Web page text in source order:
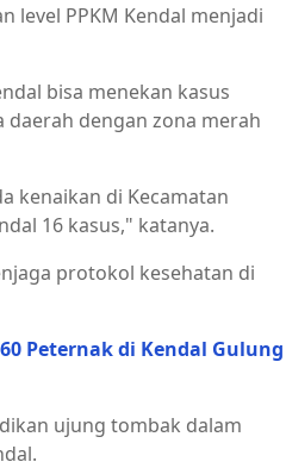
level PPKM Kendal menjadi
bisa menekan kasus
daerah dengan zona merah
kenaikan di Kecamatan
16 kasus," katanya.
protokol kesehatan di
Peternak di Kendal Gulung
ujung tombak dalam